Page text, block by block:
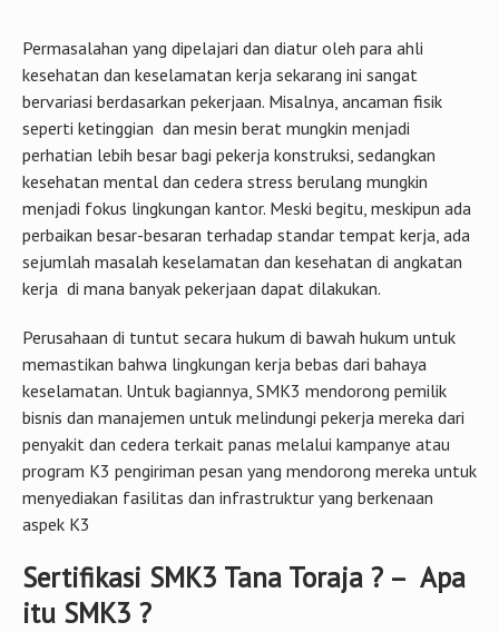
Permasalahan yang dipelajari dan diatur oleh para ahli
kesehatan dan keselamatan kerja sekarang ini sangat
bervariasi berdasarkan pekerjaan. Misalnya, ancaman fisik
seperti ketinggian dan mesin berat mungkin menjadi
perhatian lebih besar bagi pekerja konstruksi, sedangkan
kesehatan mental dan cedera stress berulang mungkin
menjadi fokus lingkungan kantor. Meski begitu, meskipun ada
perbaikan besar-besaran terhadap standar tempat kerja, ada
sejumlah masalah keselamatan dan kesehatan di angkatan
kerja di mana banyak pekerjaan dapat dilakukan.
Perusahaan di tuntut secara hukum di bawah hukum untuk
memastikan bahwa lingkungan kerja bebas dari bahaya
keselamatan. Untuk bagiannya, SMK3 mendorong pemilik
bisnis dan manajemen untuk melindungi pekerja mereka dari
penyakit dan cedera terkait panas melalui kampanye atau
program K3 pengiriman pesan yang mendorong mereka untuk
menyediakan fasilitas dan infrastruktur yang berkenaan
aspek K3
Sertifikasi SMK3 Tana Toraja ? – Apa
itu SMK3 ?